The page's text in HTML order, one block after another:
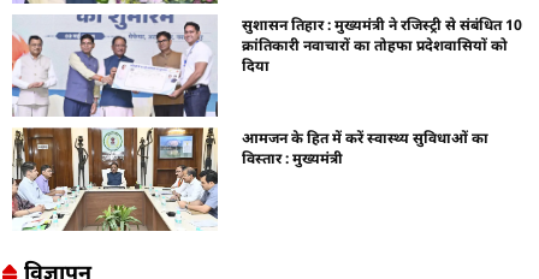
सुशासन तिहार : मुख्यमंत्री ने रजिस्ट्री से संबंधित 10
क्रांतिकारी नवाचारों का तोहफा प्रदेशवासियों को
दिया
आमजन के हित में करें स्वास्थ्य सुविधाओं का
विस्तार : मुख्यमंत्री
विज्ञापन